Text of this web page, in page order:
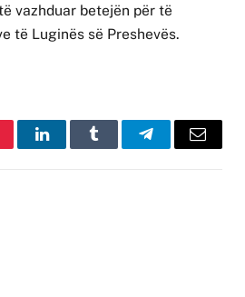
vazhduar betejën për të
të Luginës së Preshevës.
LinkedInTumblr TelegramEmail